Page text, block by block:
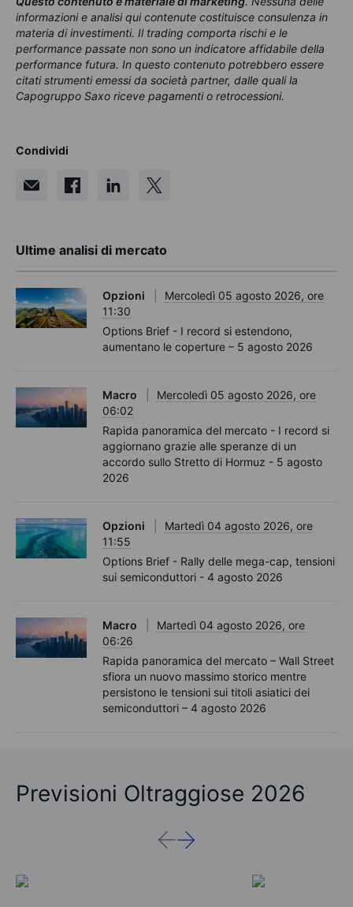
informazioni e analisi qui contenute costituisce consulenza in
materia di investimenti. Il trading comporta rischi e le
performance passate non sono un indicatore affidabile della
performance futura. In questo contenuto potrebbero essere
citati strumenti emessi da società partner, dalle quali la
Capogruppo Saxo riceve pagamenti o retrocessioni.
Condividi
Ultime analisi di mercato
Opzioni
Mercoledì 05 agosto 2026, ore
11:30
Options Brief - I record si estendono,
aumentano le coperture – 5 agosto 2026
Macro
Mercoledì 05 agosto 2026, ore
06:02
Rapida panoramica del mercato - I record si
aggiornano grazie alle speranze di un
accordo sullo Stretto di Hormuz - 5 agosto
2026
Opzioni
Martedì 04 agosto 2026, ore
11:55
Options Brief - Rally delle mega-cap, tensioni
sui semiconduttori - 4 agosto 2026
Macro
Martedì 04 agosto 2026, ore
06:26
Rapida panoramica del mercato – Wall Street
sfiora un nuovo massimo storico mentre
persistono le tensioni sui titoli asiatici dei
semiconduttori – 4 agosto 2026
Previsioni Oltraggiose 2026